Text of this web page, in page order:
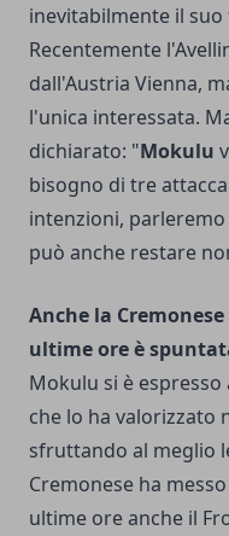
inevitabilmente il
Recentemente
dall'Austria Vienna,
l'unica interessata.
dichiarato: "Mokulu
bisogno di tre
intenzioni,
può anche restare
Anche la
ultime ore è
Mokulu si è espresso
che lo ha valorizzato
sfruttando al meglio
Cremonese ha
ultime ore anche il